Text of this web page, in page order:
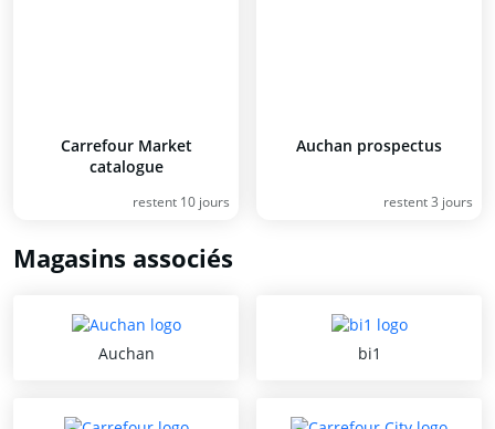
Carrefour Market
catalogue
restent 10 jours
Auchan prospectus
restent 3 jours
Magasins associés
Auchan bi1